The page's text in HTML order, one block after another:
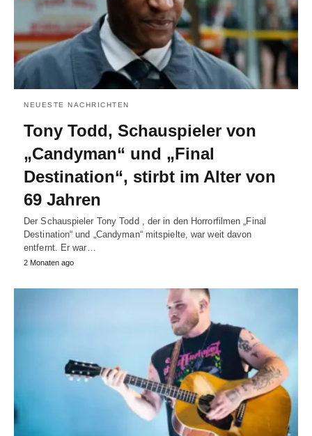
NEUESTE NACHRICHTEN
Tony Todd, Schauspieler von
„Candyman“ und „Final
Destination“, stirbt im Alter von
69 Jahren
Der Schauspieler Tony Todd , der in den Horrorfilmen „Final
Destination“ und „Candyman“ mitspielte, war weit davon
entfernt. Er war…
2 Monaten ago